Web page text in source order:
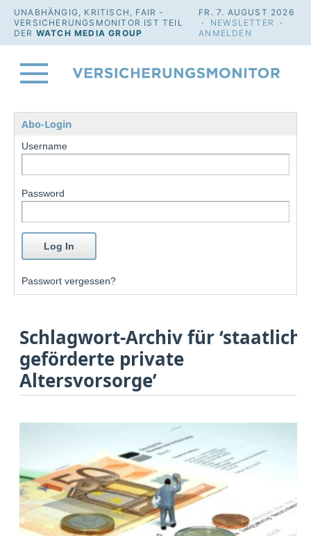
UNABHÄNGIG, KRITISCH, FAIR -
VERSICHERUNGSMONITOR IST TEIL
DER WATCH MEDIA GROUP
FR. 7. AUGUST 2026
· NEWSLETTER
·
ANMELDEN
Abo-Login
Username
Password
Passwort vergessen?
Schlagwort-Archiv für ‘staatlich
geförderte private
Altersvorsorge’